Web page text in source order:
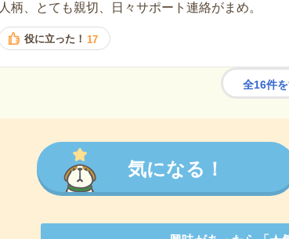
人柄、とても親切、日々サポート連絡がまめ。
役に立った！ 17
全16件
気になる！